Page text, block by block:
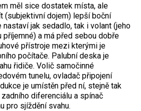
měl sice dostatek místa, ale
(subjektivní dojem) lepší boční
jak sedadlo, tak i volant (jeho
a má před sebou dobře
přístroje mezi kterými je
počítače. Palubní deska je
řidiče. Volič samočinné
tunelu, ovladač připojení
je umístěn před ní, stejně tak
diferenciálu a spínač
pro sjíždění svahu.